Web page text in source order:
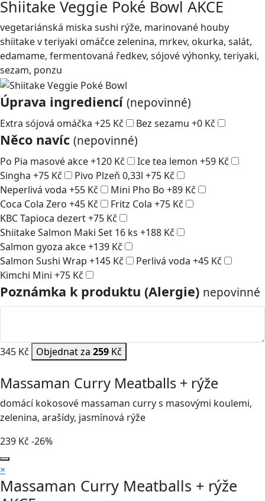
Shiitake Veggie Poké Bowl AKCE
vegetariánská miska sushi rýže, marinované houby
shiitake v teriyaki omáčce zelenina, mrkev, okurka, salát,
edamame, fermentovaná ředkev, sójové výhonky, teriyaki,
sezam, ponzu
Úprava ingrediencí (nepovinné)
Extra sójová omáčka +25 Kč Bez sezamu +0 Kč
Něco navíc (nepovinné)
Po Pia masové akce+120 Kč Ice tea lemon +59 Kč
Singha +75 Kč Pivo Plzeň 0,33l +75 Kč
Neperlivá voda +55 Kč Mini Pho Bo +89 Kč
Coca Cola Zero +45 Kč Fritz Cola +75 Kč
KBC Tapioca dezert+75 Kč
Shiitake Salmon Maki Set 16 ks +188 Kč
Salmon gyoza akce+139 Kč
Salmon Sushi Wrap +145 Kč Perlivá voda +45 Kč
Kimchi Mini +75 Kč
Poznámka k produktu (Alergie) nepovinné
345 Kč Objednat za 259 Kč
Massaman Curry Meatballs + rýže
domácí kokosové massaman curry s masovými koulemi,
zelenina, arašídy, jasmínová rýže
239 Kč -26%
×
Massaman Curry Meatballs + rýže